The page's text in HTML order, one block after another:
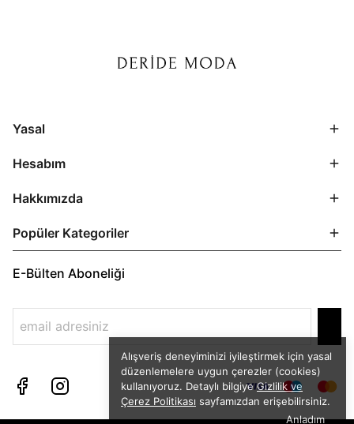
Alışveriş deneyiminizi iyileştirmek için yasal
düzenlemelere uygun çerezler (cookies)
kullanıyoruz. Detaylı bilgiyeGizlilik ve
Çerez Politikası sayfamızdan erişebilirsiniz.
Anladım
Yasal
Hesabım
Hakkımızda
Popüler Kategoriler
E-Bülten Aboneliği